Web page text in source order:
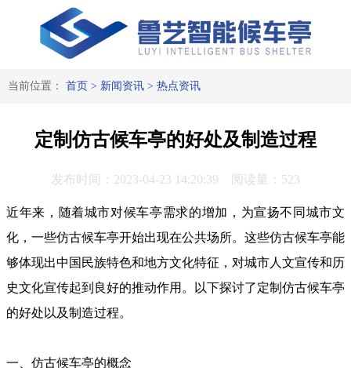
当前位置： 首页 > 新闻资讯> 热点资讯
定制仿古候车亭的好处及制造过程
发布时间：2023-04-23 14:20:39 阅读量：523
近年来，随着城市对候车亭需求的增加，为宣扬不同城市文
化，一些仿古候车亭开始出现在公共场所。这些仿古候车亭能
够体现出中国民族特色和地方文化特征，对城市人文宣传和历
史文化宣传起到良好的推动作用。以下探讨了定制仿古候车亭
的好处以及制造过程。
一、仿古候车亭的概念